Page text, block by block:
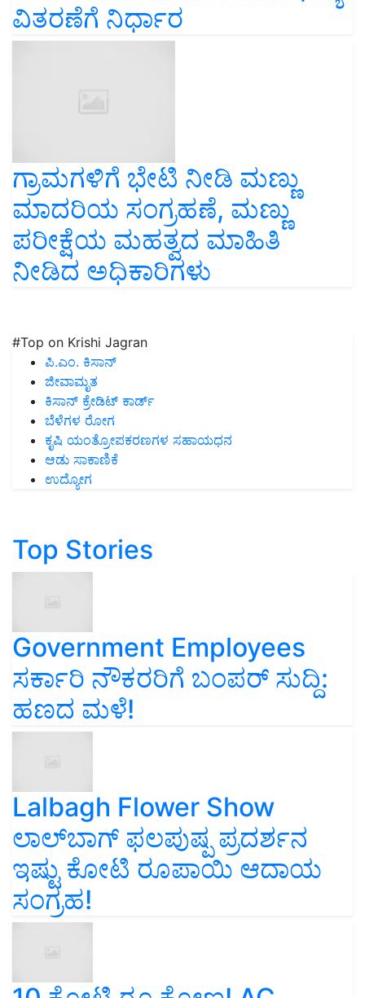
ವಿತರಣೆಗೆ ನಿರ್ಧಾರ
ಗ್ರಾಮಗಳಿಗೆ ಭೇಟಿ ನೀಡಿ ಮಣ್ಣು
ಮಾದರಿಯ ಸಂಗ್ರಹಣೆ, ಮಣ್ಣು
ಪರೀಕ್ಷೆಯ ಮಹತ್ವದ ಮಾಹಿತಿ
ನೀಡಿದ ಅಧಿಕಾರಿಗಳು
#Top on Krishi Jagran
ಪಿ.ಎಂ. ಕಿಸಾನ್
ಜೀವಾಮೃತ
ಕಿಸಾನ್ ಕ್ರೇಡಿಟ್ ಕಾರ್ಡ್
ಬೆಳೆಗಳ ರೋಗ
ಕೃಷಿ ಯಂತ್ರೋಪಕರಣಗಳ ಸಹಾಯಧನ
ಆಡು ಸಾಕಾಣಿಕೆ
ಉದ್ಯೋಗ
Top Stories
Government Employees
ಸರ್ಕಾರಿ ನೌಕರರಿಗೆ ಬಂಪರ್‌ ಸುದ್ದಿ:
ಹಣದ ಮಳೆ!
Lalbagh Flower Show
ಲಾಲ್‌ಬಾಗ್ ಫಲಪುಷ್ಪ ಪ್ರದರ್ಶನ
ಇಷ್ಟು ಕೋಟಿ ರೂಪಾಯಿ ಆದಾಯ
ಸಂಗ್ರಹ!